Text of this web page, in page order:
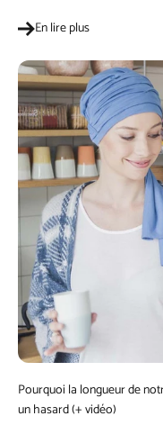
En lire plus
Pourquoi la longueur de
un hasard (+ vidéo)